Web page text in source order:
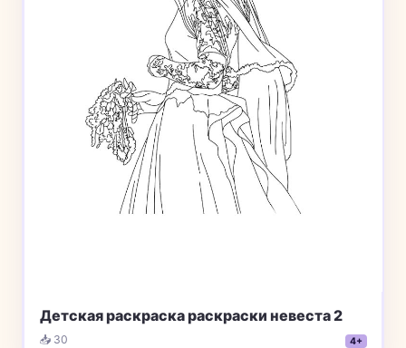
Детская раскраска раскраски невеста 2
📥 30 4+